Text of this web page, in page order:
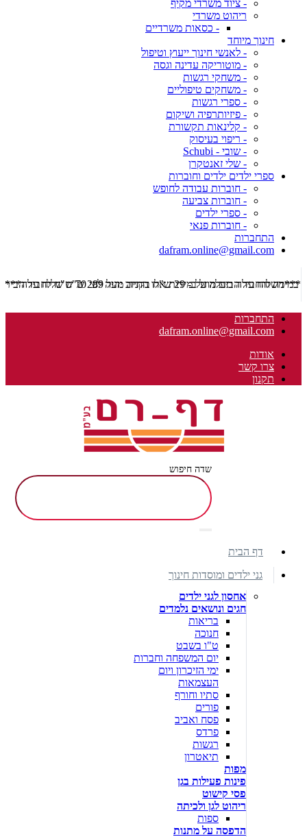
- ציוד משרדי מקיף
ריהוט משרדי
- כסאות משרדיים
חינוך מיוחד
- לאנשי חינוך ייעוץ וטיפול
- מוטוריקה עדינה וגסה
- משחקי רגשות
- משחקים טיפוליים
- ספרי רגשות
- פיזיותרפיה ושיקום
- קלינאות תקשורת
- ריפוי בעיסוק
- שובי - Schubi
- שלי זאנטקרן
ספרי ילדים ילדים וחוברות
- חוברות עבודה לחופש
- חוברות צביעה
- ספרי ילדים
- חוברות פנאי
התחברות
dafram.online@gmail.com
***משלוח עד הבית מוזל ב- 29 ש"ח בקניה מעל 289 ש"ח שליח עד הבית ***
התחברות
dafram.online@gmail.com
אודות
צרו קשר
תקנון
שדה חיפוש
דף הבית
גני ילדים ומוסדות חינוך
אחסון לגני ילדים
חגים ונושאים נלמדים
בריאות
חנוכה
ט"ו בשבט
יום המשפחה וחברות
ימי הזיכרון ויום
העצמאות
סתיו וחורף
פורים
פסח ואביב
פרדס
רגשות
תיאטרון
מפות
פינות פעילות בגן
פסי קישוט
ריהוט לגן ולכיתה
ספות
הדפסה על מתנות